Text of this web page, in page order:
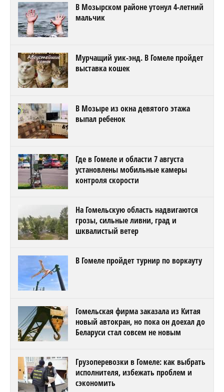
В Мозырском районе утонул 4-летний
мальчик
Мурчащий уик-энд. В Гомеле пройдет
выставка кошек
В Мозыре из окна девятого этажа
выпал ребенок
Где в Гомеле и области 7 августа
установлены мобильные камеры
контроля скорости
На Гомельскую область надвигаются
грозы, сильные ливни, град и
шквалистый ветер
В Гомеле пройдет турнир по воркауту
Гомельская фирма заказала из Китая
новый автокран, но пока он доехал до
Беларуси стал совсем не новым
Грузоперевозки в Гомеле: как выбрать
исполнителя, избежать проблем и
сэкономить